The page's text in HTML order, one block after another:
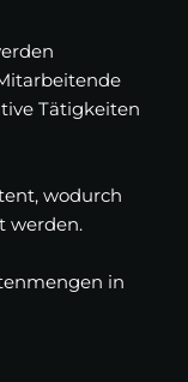
Tätigkeiten
wodurch
werden.
in